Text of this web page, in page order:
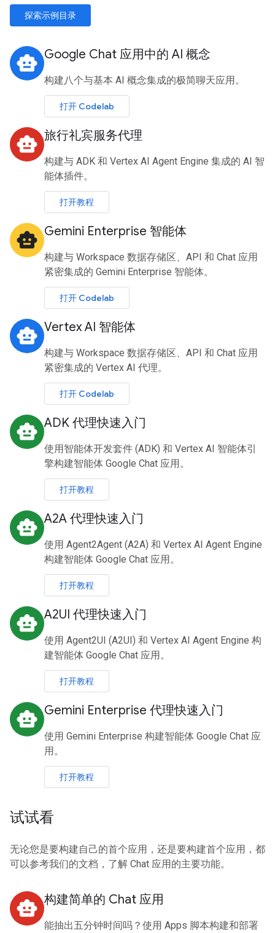
探索示例目录
smart_toy Google Chat 应用中的 AI 概念
构建八个与基本 AI 概念集成的极简聊天应用。
打开 Codelab
smart_toy 旅行礼宾服务代理
构建与 ADK 和 Vertex AI Agent Engine 集成的 AI 智
能体插件。
打开教程
smart_toy Gemini Enterprise 智能体
构建与 Workspace 数据存储区、API 和 Chat 应用
紧密集成的 Gemini Enterprise 智能体。
打开 Codelab
smart_toy Vertex AI 智能体
构建与 Workspace 数据存储区、API 和 Chat 应用
紧密集成的 Vertex AI 代理。
打开 Codelab
smart_toy ADK 代理快速入门
使用智能体开发套件 (ADK) 和 Vertex AI 智能体引
擎构建智能体 Google Chat 应用。
打开教程
smart_toy A2A 代理快速入门
使用 Agent2Agent (A2A) 和 Vertex AI Agent Engine
构建智能体 Google Chat 应用。
打开教程
smart_toy A2UI 代理快速入门
使用 Agent2UI (A2UI) 和 Vertex AI Agent Engine 构
建智能体 Google Chat 应用。
打开教程
smart_toy Gemini Enterprise 代理快速入门
使用 Gemini Enterprise 构建智能体 Google Chat 应
用。
打开教程
试试看
无论您是要构建自己的首个应用，还是要构建首个应用，都
可以参考我们的文档，了解 Chat 应用的主要功能。
smart_toy 构建简单的 Chat 应用
能抽出五分钟时间吗？使用 Apps 脚本构建和部署